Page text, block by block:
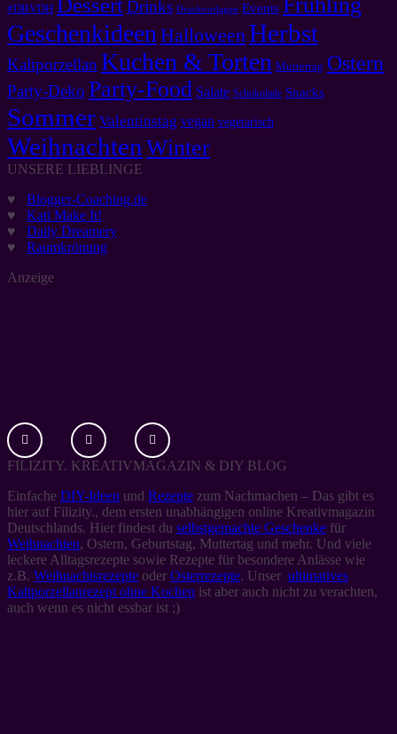
#DBVDH DessertDrinks Druckvorlagen Events
Geschenkideen HalloweenHerbst
Kaltporzellan Kuchen & Torten Muttertag Ostern
Party-Deko Party-Food Salate Schokolade Snacks
Sommer Valentinstag vegan vegetarisch
Weihnachten Winter
UNSERE LIEBLINGE
♥ Blogger-Coaching.de
♥ Kati Make It!
♥ Daily Dreamery
♥ Raumkrönung
Anzeige
FILIZITY. KREATIVMAGAZIN & DIY BLOG
Einfache DIY-Ideen und Rezepte zum Nachmachen – Das gibt es
hier auf Filizity., dem ersten unabhängigen online Kreativmagazin
Deutschlands. Hier findest du selbstgemachte Geschenke für
Weihnachten, Ostern, Geburtstag, Muttertag und mehr. Und viele
leckere Alltagsrezepte sowie Rezepte für besondere Anlässe wie
z.B. Weihnachtsrezepte oder Osterrezepte. Unser ultimatives
Kaltporzellanrezept ohne Kochen ist aber auch nicht zu verachten,
auch wenn es nicht essbar ist ;)